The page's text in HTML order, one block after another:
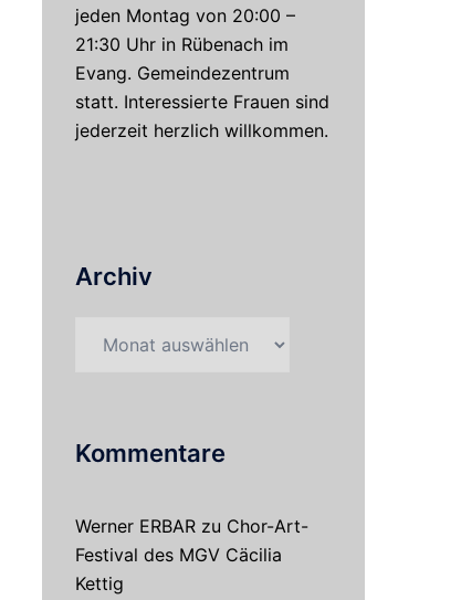
jeden Montag von 20:00 –
21:30 Uhr in Rübenach im
Evang. Gemeindezentrum
statt. Interessierte Frauen sind
jederzeit herzlich willkommen.
Archiv
Kommentare
Werner ERBARzu Chor-Art-
Festival des MGV Cäcilia
Kettig